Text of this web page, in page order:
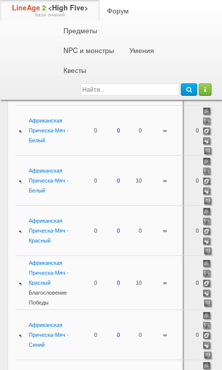
LineAge 2 <High Five>
база знаний
Форум
Предметы
NPC и монстры
Умения
Квесты
Бижутерия и аксессуары
Маг.
защита
+MP Вес
жизни
Цена
Африканская
Прическа-Мяч -
Белый
0 0 0 ∞ 0
Африканская
Прическа-Мяч -
Белый
0 0 10 ∞ 0
Африканская
Прическа-Мяч -
Красный
0 0 0 ∞ 0
Африканская
Прическа-Мяч -
Красный
Благословение
Победы
0 0 10 ∞ 0
Африканская
Прическа-Мяч -
Синий
0 0 0 ∞ 0